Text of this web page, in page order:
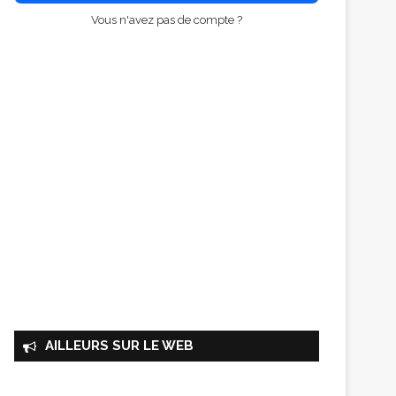
Vous n'avez pas de compte ?
AILLEURS SUR LE WEB